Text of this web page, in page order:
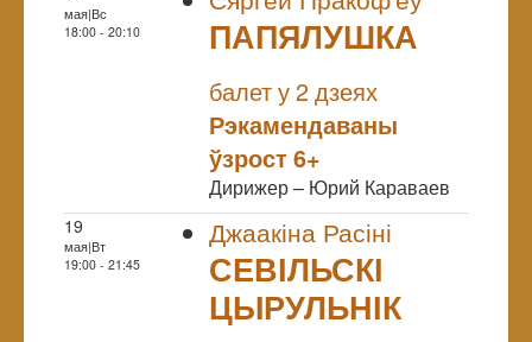
мая|Вс
18:00 - 20:10
ПАПЯЛУШКА
балет у 2 дзеях
Рэкамендаваны
ўзрост 6+
Дирижер – Юрий Караваев
19
мая|Вт
19:00 - 21:45
Джаакіна Расіні
СЕВІЛЬСКІ
ЦЫРУЛЬНІК